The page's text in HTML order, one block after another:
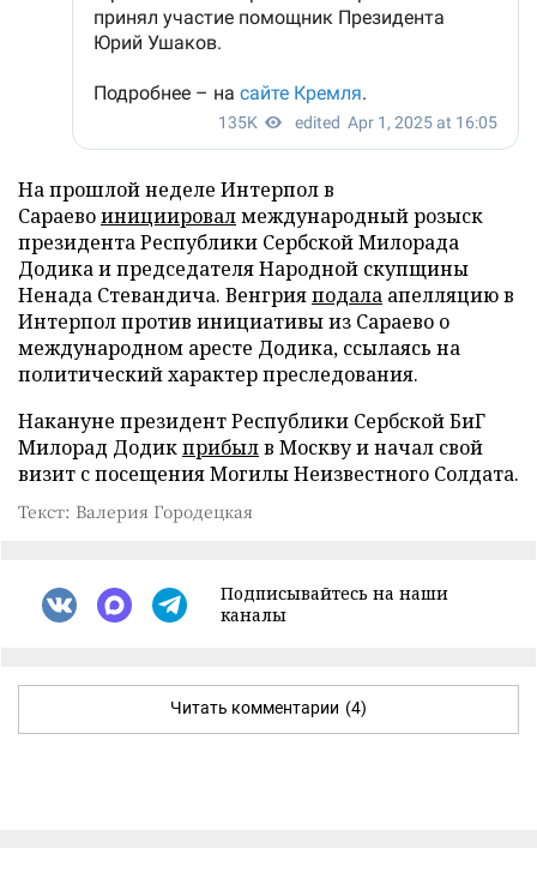
На прошлой неделе Интерпол в
Сараевоинициировалмеждународный розыск
президента Республики Сербской Милорада
Додика и председателя Народной скупщины
Ненада Стевандича. Венгрияподала апелляцию в
Интерпол против инициативы из Сараево о
международном аресте Додика, ссылаясь на
политический характер преследования.
Накануне президент Республики Сербской БиГ
Милорад Додикприбылв Москву и начал свой
визит с посещения Могилы Неизвестного Солдата.
Текст: Валерия Городецкая
Подписывайтесь на наши
каналы
Читать комментарии (4)